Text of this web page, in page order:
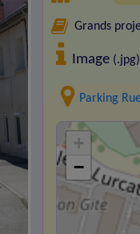
Grands
Image
Parking
+
−